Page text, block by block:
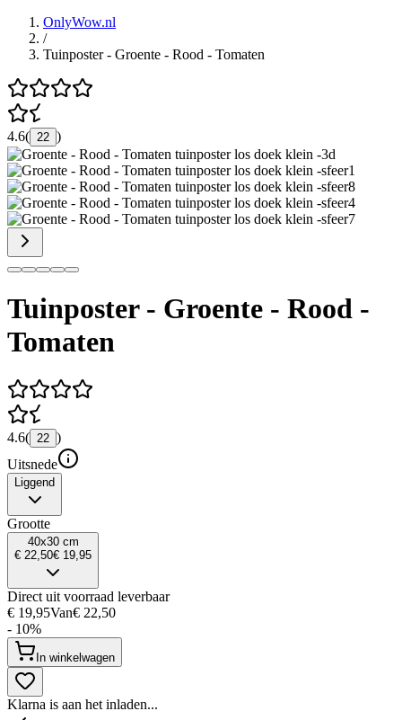
OnlyWow.nl
/
Tuinposter - Groente - Rood - Tomaten
4.6( 22 )
Tuinposter - Groente - Rood -
Tomaten
4.6( 22 )
Uitsnede
Liggend
Grootte
40x30 cm
€ 22,50€ 19,95
Direct uit voorraad leverbaar
€ 19,95Van€ 22,50
- 10%
In winkelwagen
Klarna is aan het inladen...